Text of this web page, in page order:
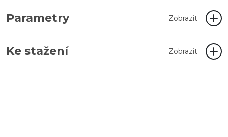
Parametry Zobrazit
Ke stažení Zobrazit